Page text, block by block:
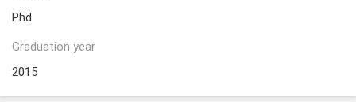
Phd
Graduation year
2015